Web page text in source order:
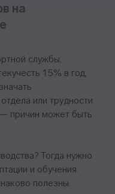
на
службы,
15% в год,
или трудности
причин может быть
Тогда нужно
и обучения:
полезны.